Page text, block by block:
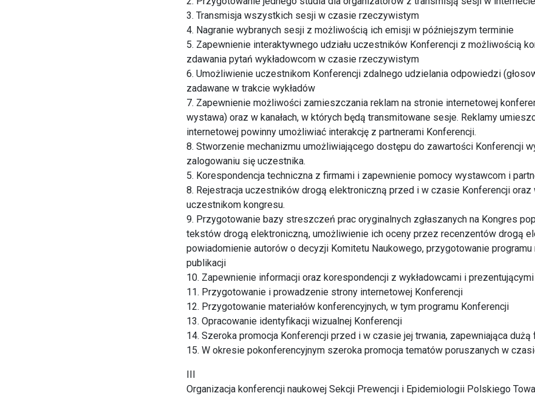
3. Transmisja wszystkich sesji w czasie rzeczywistym
4. Nagranie wybranych sesji z możliwością ich emisji w późniejszym terminie
5. Zapewnienie interaktywnego udziału uczestników Konferencji z możliwością
zdawania pytań wykładowcom w czasie rzeczywistym
6. Umożliwienie uczestnikom Konferencji zdalnego udzielania odpowiedzi
zadawane w trakcie wykładów
7. Zapewnienie możliwości zamieszczania reklam na stronie internetowej
wystawa) oraz w kanałach, w których będą transmitowane sesje. Reklamy
internetowej powinny umożliwiać interakcję z partnerami Konferencji.
8. Stworzenie mechanizmu umożliwiającego dostępu do zawartości Konferencji
zalogowaniu się uczestnika.
5. Korespondencja techniczna z firmami i zapewnienie pomocy wystawcom i
8. Rejestracja uczestników drogą elektroniczną przed i w czasie Konferencji
uczestnikom kongresu.
9. Przygotowanie bazy streszczeń prac oryginalnych zgłaszanych na Kongres
tekstów drogą elektroniczną, umożliwienie ich oceny przez recenzentów drogą
powiadomienie autorów o decyzji Komitetu Naukowego, przygotowanie programu
publikacji
10. Zapewnienie informacji oraz korespondencji z wykładowcami i
11. Przygotowanie i prowadzenie strony internetowej Konferencji
12. Przygotowanie materiałów konferencyjnych, w tym programu Konferencji
13. Opracowanie identyfikacji wizualnej Konferencji
14. Szeroka promocja Konferencji przed i w czasie jej trwania, zapewniająca dużą
15. W okresie pokonferencyjnym szeroka promocja tematów poruszanych w
Organizacja konferencji naukowej Sekcji Prewencji i Epidemiologii Polskiego